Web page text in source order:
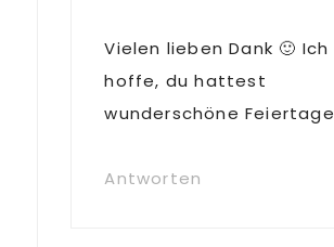
Vielen lieben Dank 🙂 Ich
hoffe, du hattest
wunderschöne Feiertage
Antworten